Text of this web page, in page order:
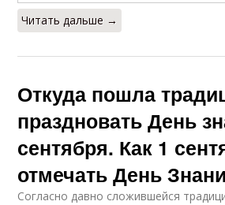
Читать дальше →
Откуда пошла
праздновать День
сентября. Как 1
отмечать День
Согласно давно сложившейся